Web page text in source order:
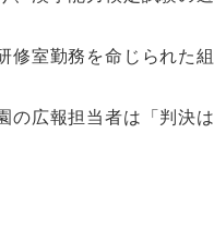
修室勤務を命じられた組
の広報担当者は「判決は